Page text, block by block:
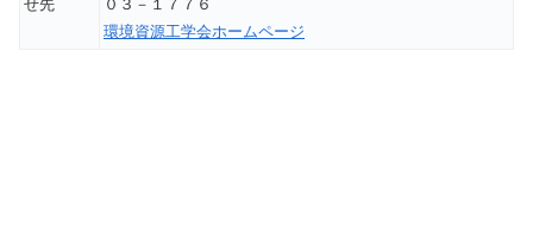
せ先
０３－１７７６
環境資源工学会ホームページ